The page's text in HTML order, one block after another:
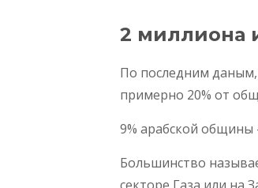
2 миллиона
По последним даным,
примерно 20% от
9% арабской общины
Большинство